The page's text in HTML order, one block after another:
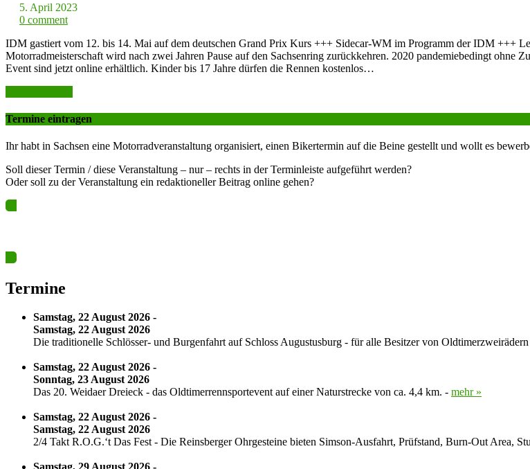
5. April 2023
0 comment
IDM gastiert vom 12. bis 14. Mai auf dem deutschen Grand Prix Kurs +++ Sidecar-WM im Programm der IDM +++
Motorradmeisterschaft wird nach zwei Jahren Pause auf den Sachsenring zurückkehren. 2020 pandemiebedingt ohne
Event sind jetzt online erhältlich. Kinder bis 17 Jahre dürfen die Rennen kostenlos…
Termine eintragen
Ihr habt in Sachsen eine Motorradveranstaltung organisiert, einen Bikertermin auf die Beine gestellt und wollt es
Soll dieser Termin / diese Veranstaltung – nur – rechts in der Terminleiste aufgeführt werden?
Oder soll zu der Veranstaltung ein redaktioneller Beitrag online gehen?
Termine
Samstag, 22 August 2026 -
Samstag, 22 August 2026
Die traditionelle Schlösser- und Burgenfahrt auf Schloss Augustusburg - für alle Besitzer von
Samstag, 22 August 2026 -
Sonntag, 23 August 2026
Das 20. Weidaer Dreieck - das Oldtimerrennsportevent auf einer Naturstrecke von ca. 4,4 km. - mehr »
Samstag, 22 August 2026 -
Samstag, 22 August 2026
2/4 Takt R.O.G.‘t Das Fest - Die Reinsberger Ohrgesteine bieten Simson-Ausfahrt, Prüfstand, Burn-Out Area,